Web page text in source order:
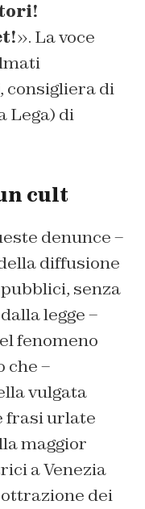
». La voce
consigliera di
Lega) di
cult
denunce –
diffusione
senza
legge –
fenomeno
che –
vulgata
frasi urlate
maggior
a Venezia
dei